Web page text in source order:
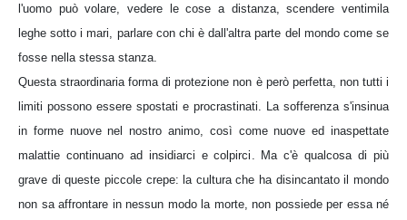
l'uomo può volare, vedere le cose a distanza, scendere ventimila
leghe sotto i mari, parlare con chi è dall'altra parte del mondo come se
fosse nella stessa stanza.
Questa straordinaria forma di protezione non è però perfetta, non tutti i
limiti possono essere spostati e procrastinati. La sofferenza s'insinua
in forme nuove nel nostro animo, così come nuove ed inaspettate
malattie continuano ad insidiarci e colpirci. Ma c'è qualcosa di più
grave di queste piccole crepe: la cultura che ha disincantato il mondo
non sa affrontare in nessun modo la morte, non possiede per essa né